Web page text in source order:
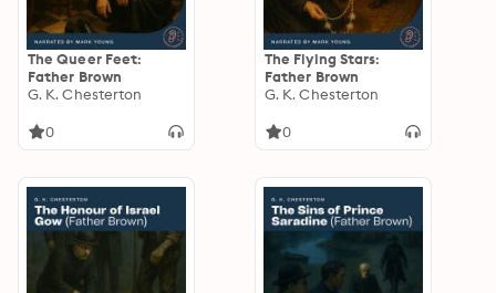
The Queer Feet:
Father Brown
G. K. Chesterton
0
The Flying Stars:
Father Brown
G. K. Chesterton
0